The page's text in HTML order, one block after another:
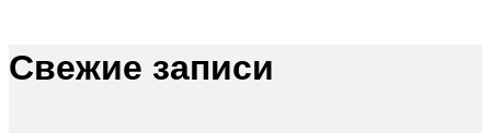
Свежие записи